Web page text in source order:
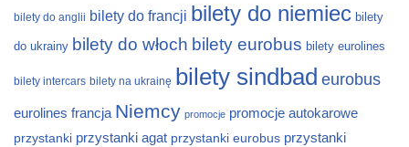
bilety do anglii bilety do francji bilety do niemiec bilety
do ukrainy bilety do włoch bilety eurobus bilety eurolines
bilety intercars bilety na ukrainę bilety sindbad eurobus
eurolines francja Niemcy promocje promocje autokarowe
przystanki przystanki agat przystanki eurobus przystanki